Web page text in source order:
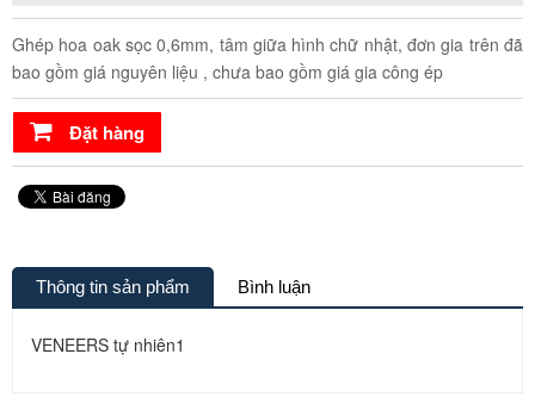
Ghép hoa oak sọc 0,6mm, tâm giữa hình chữ nhật, đơn gia trên đã
bao gồm giá nguyên liệu , chưa bao gồm giá gia công ép
Đặt hàng
Thông tin sản phẩm Bình luận
VENEERS tự nhiên1